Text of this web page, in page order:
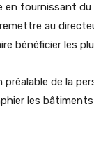
en fournissant
au
bénéficier les
de la
les